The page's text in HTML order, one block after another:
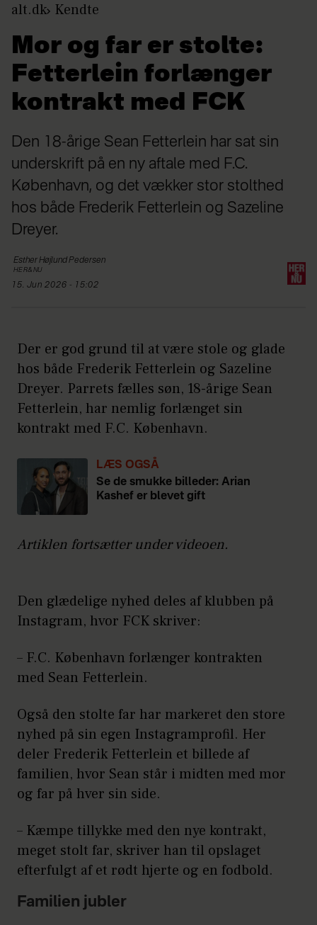
alt.dk Kendte
Mor og far er stolte:
Fetterlein forlænger
kontrakt med FCK
Den 18-årige Sean Fetterlein har sat sin
underskrift på en ny aftale med F.C.
København, og det vækker stor stolthed
hos både Frederik Fetterlein og Sazeline
Dreyer.
Esther HøjlundPedersen
HER&NU
15. Jun 2026 - 15:02
Der er god grund til at være stole og glade
hos både Frederik Fetterlein og Sazeline
Dreyer. Parrets fælles søn, 18-årige Sean
Fetterlein, har nemlig forlænget sin
kontrakt med F.C. København.
LÆS OGSÅ
Se de smukke billeder: Arian
Kashef er blevet gift
Artiklen fortsætter under videoen.
Den glædelige nyhed deles af klubben på
Instagram, hvor FCK skriver:
– F.C. København forlænger kontrakten
med Sean Fetterlein.
Også den stolte far har markeret den store
nyhed på sin egen Instagramprofil. Her
deler Frederik Fetterlein et billede af
familien, hvor Sean står i midten med mor
og far på hver sin side.
– Kæmpe tillykke med den nye kontrakt,
meget stolt far, skriver han til opslaget
efterfulgt af et rødt hjerte og en fodbold.
Familien jubler